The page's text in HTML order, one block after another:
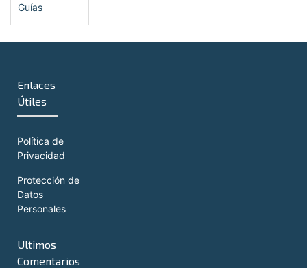
Guías
Enlaces
Útiles
Política de
Privacidad
Protección de
Datos
Personales
Ultimos
Comentarios